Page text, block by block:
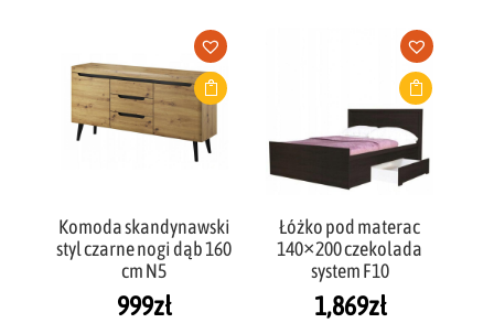
Komoda skandynawski
styl czarne nogi dąb 160
cm N5
999zł
Łóżko pod materac
140×200 czekolada
system F10
1,869zł